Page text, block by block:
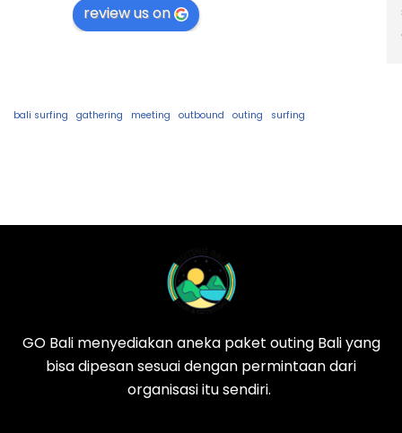
review us on
bali surfing gathering meeting outbound outing surfing
GO Bali menyediakan aneka paket outing Bali yang
bisa dipesan sesuai dengan permintaan dari
organisasi itu sendiri.